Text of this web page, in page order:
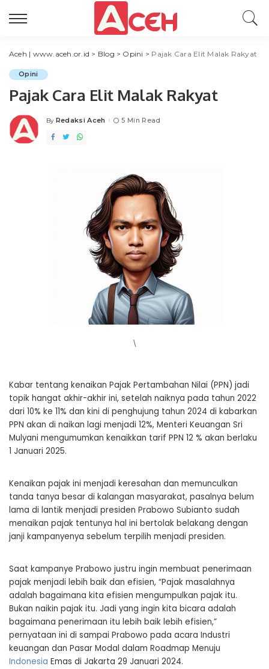
Aceh | www.aceh.or.id > Blog > Opini > Pajak Cara Elit Malak Rakyat
Opini
Pajak Cara Elit Malak Rakyat
Posted
By Redaksi Aceh 5 Min Read
\
Kabar tentang kenaikan Pajak Pertambahan Nilai (PPN) jadi
topik hangat akhir-akhir ini, setelah naiknya pada tahun 2022
dari 10% ke 11% dan kini di penghujung tahun 2024 di kabarkan
PPN akan di naikan lagi menjadi 12%, Menteri Keuangan Sri
Mulyani mengumumkan kenaikkan tarif PPN 12 % akan berlaku
1 Januari 2025.
Kenaikan pajak ini menjadi keresahan dan memunculkan
tanda tanya besar di kalangan masyarakat, pasalnya belum
lama di lantik menjadi presiden Prabowo Subianto sudah
menaikan pajak tentunya hal ini bertolak belakang dengan
janji kampanyenya sebelum terpilih menjadi presiden.
Saat kampanye Prabowo justru ingin membuat penerimaan
pajak menjadi lebih baik dan efisien, “Pajak masalahnya
adalah bagaimana kita efisien mengumpulkan pajak itu.
Bukan naikin pajak itu. Jadi yang ingin kita bicara adalah
bagaimana penerimaan itu lebih baik lebih efisien,”
pernyataan ini di sampai Prabowo pada acara Industri
keuangan dan Pasar Modal dalam Roadmap Menuju
Indonesia Emas di Jakarta 29 Januari 2024.